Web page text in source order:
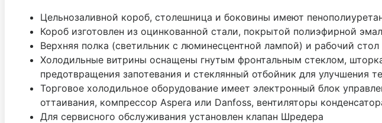
Цельнозаливной короб, столешница и боковины имеют
Короб изготовлен из оцинкованной стали, покрытой полиэфирной
Верхняя полка (светильник с люминесцентной лампой) и рабочий
Холодильные витрины оснащены гнутым фронтальным стеклом,
предотвращения запотевания и стеклянный отбойник для улучшения
Торговое холодильное оборудование имеет электронный блок
оттаивания, компрессор Aspera или Danfoss, вентиляторы
Для сервисного обслуживания установлен клапан Шредера